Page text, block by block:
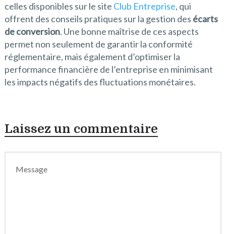
celles disponibles sur le site Club Entreprise, qui
offrent des conseils pratiques sur la gestion des écarts
de conversion. Une bonne maîtrise de ces aspects
permet non seulement de garantir la conformité
réglementaire, mais également d’optimiser la
performance financière de l’entreprise en minimisant
les impacts négatifs des fluctuations monétaires.
Laissez un commentaire